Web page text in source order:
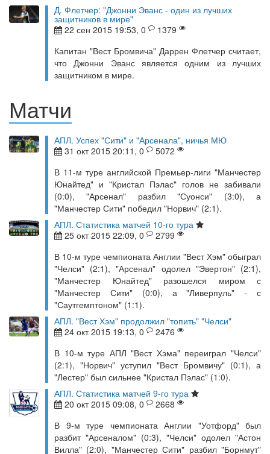
Д. Флетчер: "Джонни Эванс - один из лучших
защитников в мире"
22 сен 2015 19:53, 0
1379
Капитан "Вест Бромвича" Даррен Флетчер считает,
что Джонни Эванс является одним из лучших
защитником в мире.
Матчи
АПЛ. Успех "Сити" и "Арсенала", ничья МЮ
31 окт 2015 20:11, 0
5072
В 11-м туре английской Премьер-лиги "Манчестер
Юнайтед" и "Кристал Пэлас" голов не забивали
(0:0), "Арсенал" разбил "Суонси" (3:0), а
"Манчестер Сити" победил "Норвич" (2:1).
АПЛ. Статистика матчей 10-го тура
25 окт 2015 22:09, 0
2799
В 10-м туре чемпионата Англии "Вест Хэм" обыграл
"Челси" (2:1), "Арсенал" одолел "Эвертон" (2:1),
"Манчестер Юнайтед" разошелся миром с
"Манчестер Сити" (0:0), а "Ливерпуль" - с
"Саутгемптоном" (1:1).
АПЛ. "Вест Хэм" продолжил "топить" "Челси"
24 окт 2015 19:13, 0
2476
В 10-м туре АПЛ "Вест Хэма" переиграл "Челси"
(2:1), "Норвич" уступил "Вест Бромвичу" (0:1), а
"Лестер" был сильнее "Кристал Пэлас" (1:0).
АПЛ. Статистика матчей 9-го тура
20 окт 2015 09:08, 0
2668
В 9-м туре чемпионата Англии "Уотфорд" был
разбит "Арсеналом" (0:3), "Челси" одолел "Астон
Вилла" (2:0), "Манчестер Сити" разбил "Борнмут"